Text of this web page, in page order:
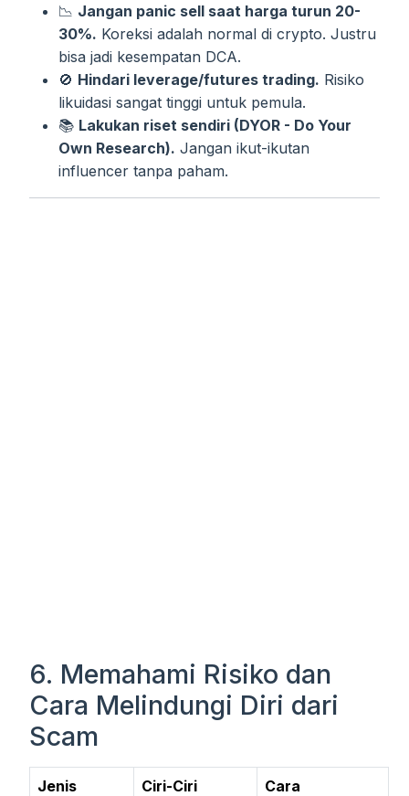
📉 Jangan panic sell saat harga turun 20-
30%. Koreksi adalah normal di crypto. Justru
bisa jadi kesempatan DCA.
🚫 Hindari leverage/futures trading. Risiko
likuidasi sangat tinggi untuk pemula.
📚 Lakukan riset sendiri (DYOR - Do Your
Own Research). Jangan ikut-ikutan
influencer tanpa paham.
6. Memahami Risiko dan
Cara Melindungi Diri dari
Scam
Jenis
Ciri-Ciri
Cara